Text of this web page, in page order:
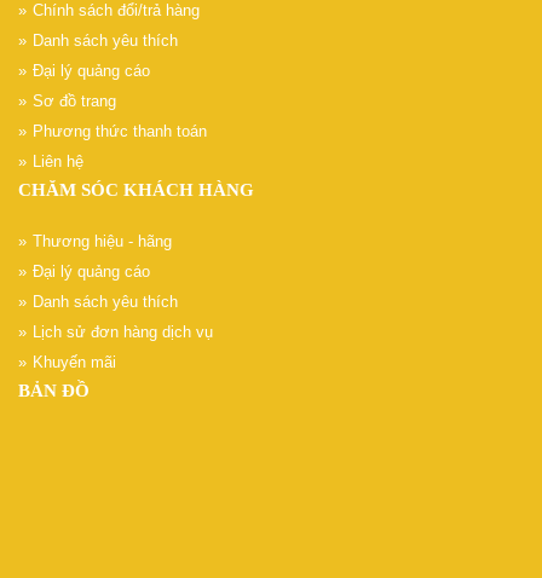
Chính sách đổi/trả hàng
Danh sách yêu thích
Đại lý quảng cáo
Sơ đồ trang
Phương thức thanh toán
Liên hệ
CHĂM SÓC KHÁCH HÀNG
Thương hiệu - hãng
Đại lý quảng cáo
Danh sách yêu thích
Lịch sử đơn hàng dịch vụ
Khuyến mãi
BẢN ĐỒ